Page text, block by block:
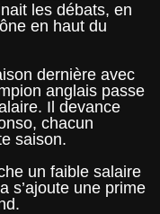
les débats, en
en haut du
dernière avec
anglais passe
Il devance
chacun
saison.
un faible salaire
s’ajoute une prime